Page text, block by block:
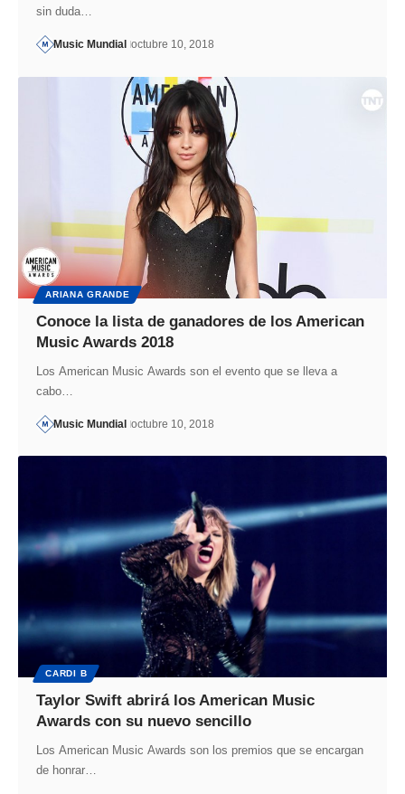
sin duda…
Music Mundial octubre 10, 2018
ARIANA GRANDE
Conoce la lista de ganadores de los American
Music Awards 2018
Los American Music Awards son el evento que se lleva a
cabo…
Music Mundial octubre 10, 2018
CARDI B
Taylor Swift abrirá los American Music
Awards con su nuevo sencillo
Los American Music Awards son los premios que se encargan
de honrar…